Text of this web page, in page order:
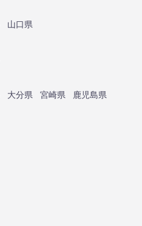
山口県
大分県 宮崎県
鹿児島県